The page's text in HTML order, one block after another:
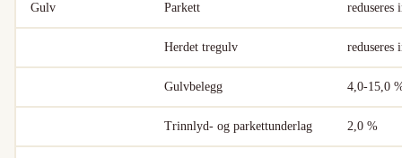
Gulv Parkett reduseres
Herdet tregulv reduseres
Gulvbelegg 4,0-15,0
Trinnlyd- og parkettunderlag 2,0 %